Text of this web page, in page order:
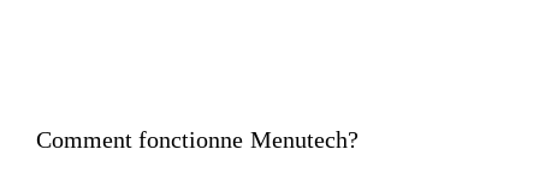
Comment fonctionne Menutech?